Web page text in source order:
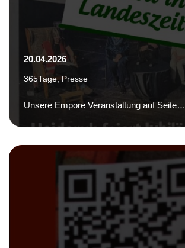
20.04.2026
365Tage,Presse
Unsere Empore Veranstaltung auf Seite…